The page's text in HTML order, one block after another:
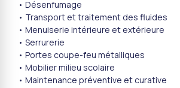
• Désenfumage
• Transport et traitement des fluides
• Menuiserie intérieure et extérieure
• Serrurerie
• Portes coupe-feu métalliques
• Mobilier milieu scolaire
• Maintenance préventive et curative